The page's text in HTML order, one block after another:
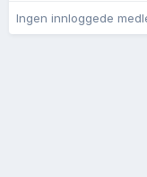
Ingen innloggede